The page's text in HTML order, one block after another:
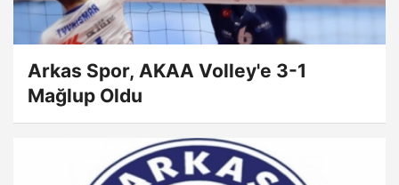
Arkas Spor, AKAA Volley'e 3-1
Mağlup Oldu